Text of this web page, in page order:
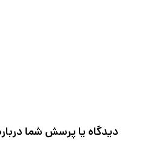
دیدگاه یا پرسش شما